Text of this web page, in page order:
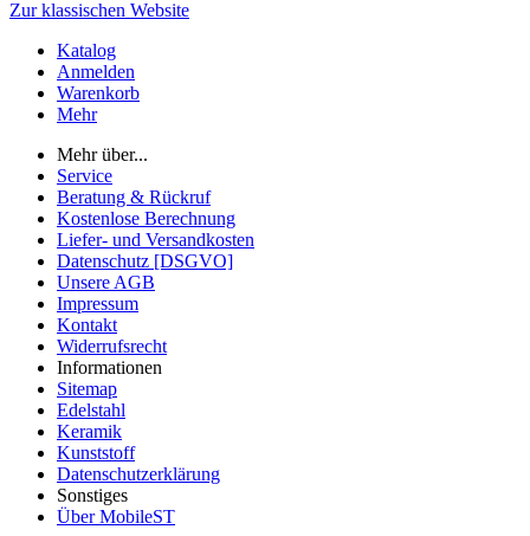
Zur klassischen Website
Katalog
Anmelden
Warenkorb
Mehr
Mehr über...
Service
Beratung & Rückruf
Kostenlose Berechnung
Liefer- und Versandkosten
Datenschutz [DSGVO]
Unsere AGB
Impressum
Kontakt
Widerrufsrecht
Informationen
Sitemap
Edelstahl
Keramik
Kunststoff
Datenschutzerklärung
Sonstiges
Über MobileST